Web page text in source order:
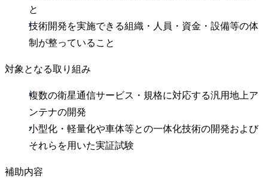
と
技術開発を実施できる組織・人員・資金・設備等の体
制が整っていること
対象となる取り組み
複数の衛星通信サービス・規格に対応する汎用地上ア
ンテナの開発
小型化・軽量化や車体等との一体化技術の開発および
それらを用いた実証試験
補助内容